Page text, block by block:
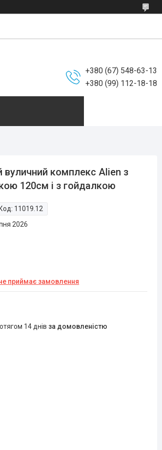
+380 (67) 548-63-13
+380 (99) 112-18-18
вуличний комплекс Alien з
120см і з гойдалкою
Код: 11019.12
2026
приймає замовлення
14 днів за домовленістю